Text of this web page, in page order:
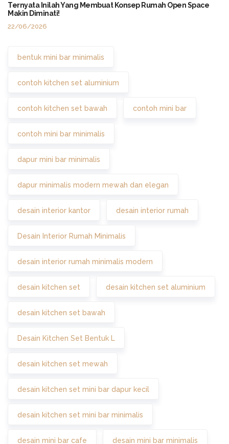
Ternyata Inilah Yang Membuat Konsep Rumah Open Space
Makin Diminati!
22/06/2026
bentuk mini bar minimalis
contoh kitchen set aluminium
contoh kitchen set bawah contoh mini bar
contoh mini bar minimalis
dapur mini bar minimalis
dapur minimalis modern mewah dan elegan
desain interior kantor desain interior rumah
Desain Interior Rumah Minimalis
desain interior rumah minimalis modern
desain kitchen set desain kitchen set aluminium
desain kitchen set bawah
Desain Kitchen Set Bentuk L
desain kitchen set mewah
desain kitchen set mini bar dapur kecil
desain kitchen set mini bar minimalis
desain mini bar cafe desain mini bar minimalis